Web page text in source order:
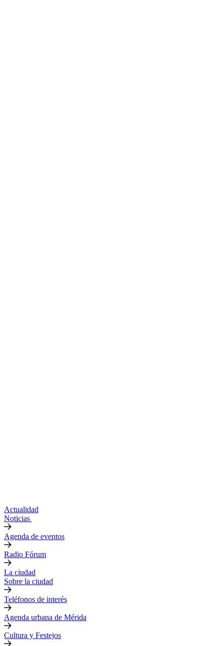
Actualidad
Noticias
Agenda de eventos
Radio Fórum
La ciudad
Sobre la ciudad
Teléfonos de interés
Agenda urbana de Mérida
Cultura y Festejos